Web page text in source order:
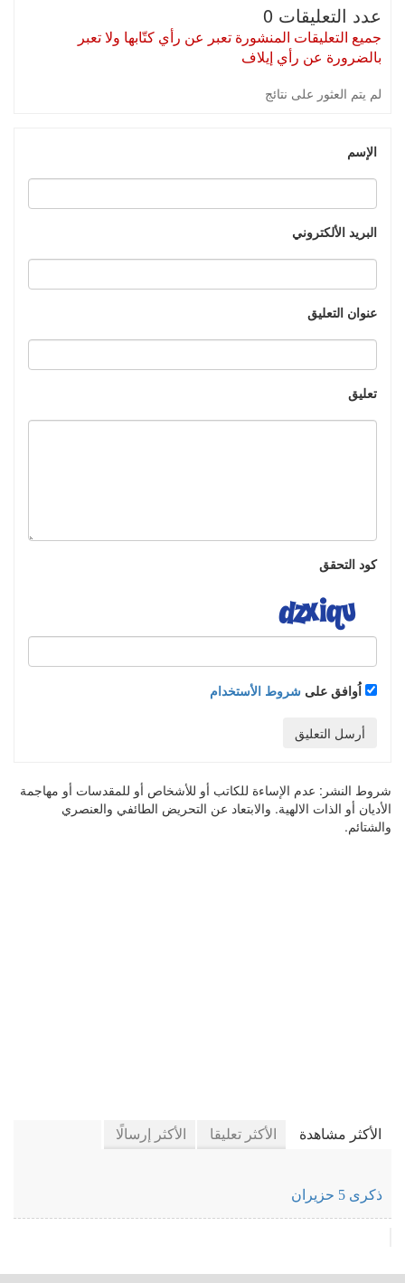
عدد التعليقات 0
جميع التعليقات المنشورة تعبر عن رأي كتّابها ولا تعبر
بالضرورة عن رأي إيلاف
لم يتم العثور على نتائج
الإسم
البريد الألكتروني
عنوان التعليق
تعليق
كود التحقق
اُوافق على شروط الأستخدام
أرسل التعليق
شروط النشر: عدم الإساءة للكاتب أو للأشخاص أو للمقدسات أو مهاجمة
الأديان أو الذات الالهية. والابتعاد عن التحريض الطائفي والعنصري
والشتائم.
الأكثر مشاهدة الأكثر تعليقا الأكثر إرسالًا
ذكرى 5 حزيران